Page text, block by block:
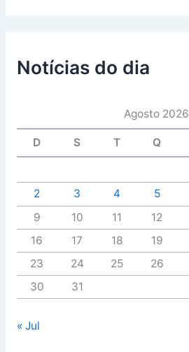
Notícias do dia
Agosto 2026
D S T Q
2
3 4 5
9
10 11 12
16
17 18 19
23
24 25 26
30
31
« Jul